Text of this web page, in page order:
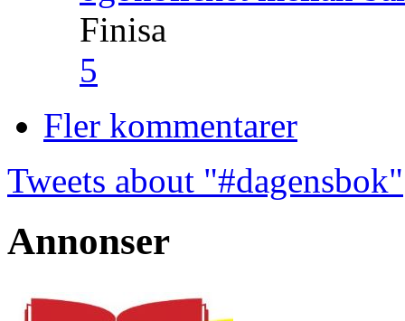
Finisa
5
Fler kommentarer
Tweets about "#dagensbok"
Annonser